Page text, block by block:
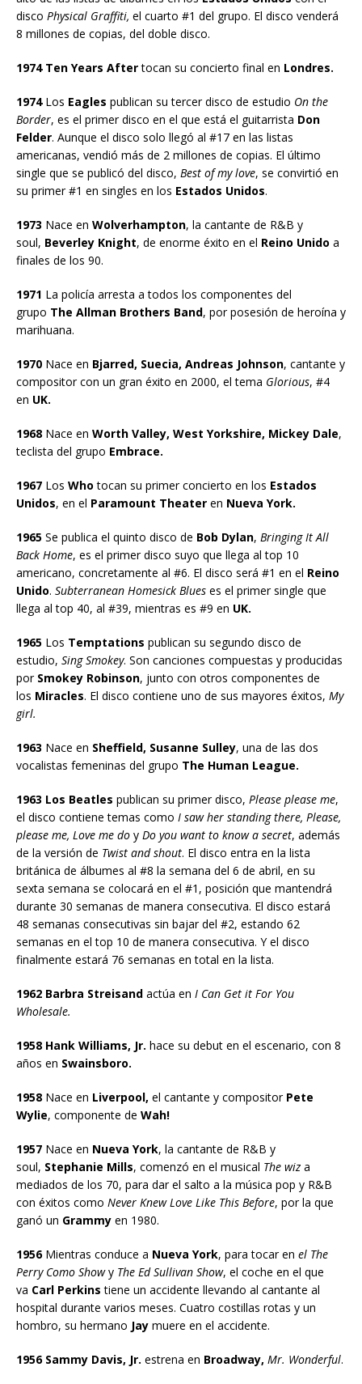
disco Physical Graffiti, el cuarto #1 del grupo. El disco venderá
8 millones de copias, del doble disco.
1974 Ten Years Aftertocan su concierto final en Londres.
1974Los Eagles publican su tercer disco de estudio On the
Border, es el primer disco en el que está el guitarrista Don
Felder. Aunque el disco solo llegó al #17 en las listas
americanas, vendió más de 2 millones de copias. El último
single que se publicó del disco, Best of my love, se convirtió en
su primer #1 en singles en los Estados Unidos.
1973 Nace en Wolverhampton, la cantante de R&B y
soul, Beverley Knight, de enorme éxito en el Reino Unido a
finales de los 90.
1971 La policía arresta a todos los componentes del
grupo The Allman Brothers Band, por posesión de heroína y
marihuana.
1970 Nace en Bjarred, Suecia, Andreas Johnson, cantante y
compositor con un gran éxito en 2000, el tema Glorious, #4
en UK.
1968 Nace en Worth Valley, West Yorkshire, Mickey Dale,
teclista del grupo Embrace.
1967 Los Who tocan su primer concierto en los Estados
Unidos, en el Paramount Theater en Nueva York.
1965 Se publica el quinto disco de Bob Dylan, Bringing It All
Back Home, es el primer disco suyo que llega al top 10
americano, concretamente al #6. El disco será #1 en el Reino
Unido. Subterranean Homesick Blues es el primer single que
llega al top 40, al #39, mientras es #9 en UK.
1965 Los Temptations publican su segundo disco de
estudio, Sing Smokey. Son canciones compuestas y producidas
por Smokey Robinson, junto con otros componentes de
los Miracles. El disco contiene uno de sus mayores éxitos, My
girl.
1963 Nace en Sheffield, Susanne Sulley, una de las dos
vocalistas femeninas del grupo The Human League.
1963 Los Beatles publican su primer disco, Please please me,
el disco contiene temas como I saw her standing there, Please,
please me, Love me do y Do you want to know a secret, además
de la versión de Twist and shout. El disco entra en la lista
británica de álbumes al #8 la semana del 6 de abril, en su
sexta semana se colocará en el #1, posición que mantendrá
durante 30 semanas de manera consecutiva. El disco estará
48 semanas consecutivas sin bajar del #2, estando 62
semanas en el top 10 de manera consecutiva. Y el disco
finalmente estará 76 semanas en total en la lista.
1962 Barbra Streisand actúa en I Can Get it For You
Wholesale.
1958 Hank Williams, Jr. hace su debut en el escenario, con 8
años en Swainsboro.
1958 Nace en Liverpool, el cantante y compositorPete
Wylie, componente de Wah!
1957 Nace en Nueva York, la cantante de R&B y
soul, Stephanie Mills, comenzó en el musical The wiz a
mediados de los 70, para dar el salto a la música pop y R&B
con éxitos como Never Knew Love Like This Before, por la que
ganó un Grammy en 1980.
1956Mientras conduce a Nueva York, para tocar en el The
Perry Como Showy The Ed Sullivan Show, el coche en el que
va Carl Perkins tiene un accidente llevando al cantante al
hospital durante varios meses. Cuatro costillas rotas y un
hombro, su hermano Jay muere en el accidente.
1956 Sammy Davis, Jr. estrena en Broadway, Mr. Wonderful.